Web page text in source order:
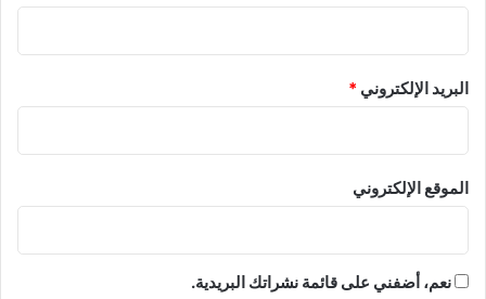
البريد الإلكتروني *
الموقع الإلكتروني
نعم، أضفني على قائمة نشراتك البريدية.